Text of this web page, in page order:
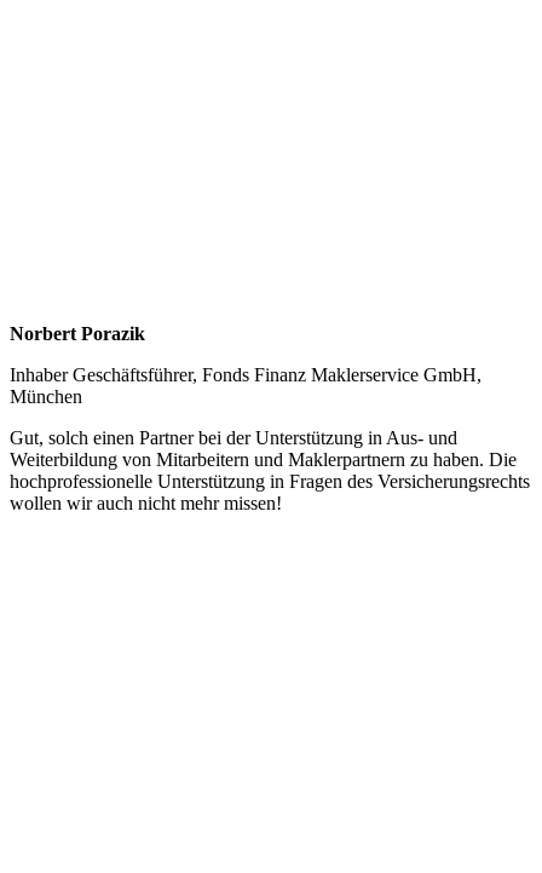
Norbert Porazik
Inhaber Geschäftsführer, Fonds Finanz Maklerservice GmbH,
München
Gut, solch einen Partner bei der Unterstützung in Aus- und
Weiterbildung von Mitarbeitern und Maklerpartnern zu haben. Die
hochprofessionelle Unterstützung in Fragen des Versicherungsrechts
wollen wir auch nicht mehr missen!